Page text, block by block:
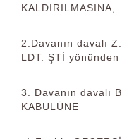
KALDIRILMASINA,
2.Davanın davalı
LDT. ŞTİ
3. Davanın davalı
KABULÜNE